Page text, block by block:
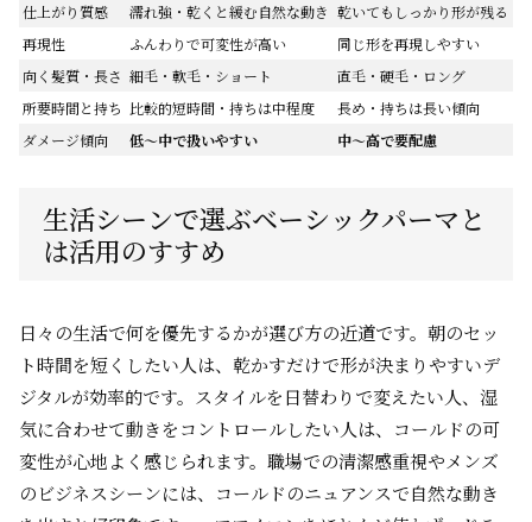
仕上がり質感
濡れ強・乾くと緩む自然な動き 乾いてもしっかり形が残る
再現性
ふんわりで可変性が高い
同じ形を再現しやすい
向く髪質・長さ 細毛・軟毛・ショート
直毛・硬毛・ロング
所要時間と持ち 比較的短時間・持ちは中程度
長め・持ちは長い傾向
ダメージ傾向
低〜中で扱いやすい 中〜高で要配慮
生活シーンで選ぶベーシックパーマと
は活用のすすめ
日々の生活で何を優先するかが選び方の近道です。朝のセッ
ト時間を短くしたい人は、乾かすだけで形が決まりやすいデ
ジタルが効率的です。スタイルを日替わりで変えたい人、湿
気に合わせて動きをコントロールしたい人は、コールドの可
変性が心地よく感じられます。職場での清潔感重視やメンズ
のビジネスシーンには、コールドのニュアンスで自然な動き